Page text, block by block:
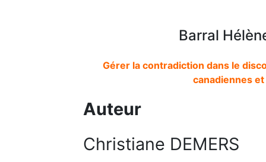
Barral
Gérer la contradiction dans le
canadiennes
Auteur
Christiane DEMERS